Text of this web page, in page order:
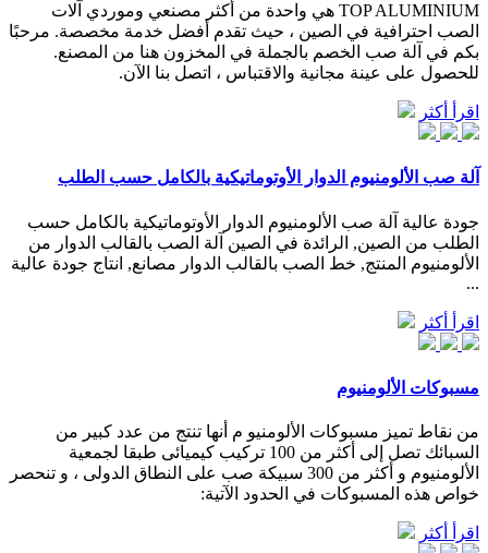
TOP ALUMINIUM هي واحدة من أكثر مصنعي وموردي آلات
الصب احترافية في الصين ، حيث تقدم أفضل خدمة مخصصة. مرحبًا
بكم في آلة صب الخصم بالجملة في المخزون هنا من المصنع.
للحصول على عينة مجانية والاقتباس ، اتصل بنا الآن.
اقرأ أكثر
آلة صب الألومنيوم الدوار الأوتوماتيكية بالكامل حسب الطلب
جودة عالية آلة صب الألومنيوم الدوار الأوتوماتيكية بالكامل حسب
الطلب من الصين, الرائدة في الصين آلة الصب بالقالب الدوار من
الألومنيوم المنتج, خط الصب بالقالب الدوار مصانع, انتاج جودة عالية
...
اقرأ أكثر
مسبوكات الألومنيوم
من نقاط تميز مسبوكات الألومنيو م أنها تنتج من عدد كبير من
السبائك تصل إلى أكثر من 100 تركيب كيميائى طبقا لجمعية
الألومنيوم و أكثر من 300 سبيكة صب على النطاق الدولى ، و تنحصر
خواص هذه المسبوكات في الحدود الآتية:
اقرأ أكثر